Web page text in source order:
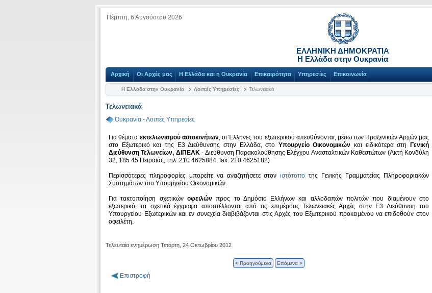
Πέμπτη, 6 Αυγούστου 2026
ΕΛΛΗΝΙΚΗ ΔΗΜΟΚΡΑΤΙΑ
Η Ελλάδα στην Ουκρανία
Αρχική Οι Αρχές μας Η Ελλάδα και η Ουκρανία Επικαιρότητα Υπηρεσίες Επικοινωνία
Η Ελλάδα στην Ουκρανία Λοιπές Υπηρεσίες Τελωνειακά
Τελωνειακά
Ουκρανία -Λοιπές Υπηρεσίες
Για θέματα εκτελωνισμού αυτοκινήτων, οι Έλληνες του εξωτερικού απευθύνονται, μέσω των Προξενικών Αρχών μας
στο Εξωτερικό και της Ε3 Διεύθυνσης στην Ελλάδα, στο Υπουργείο Οικονομικών και ειδικότερα στη
Γενική
Διεύθυνση Τελωνείων, ΔΙΠΕΑΚ- Διεύθυνση Παρακολούθησης Ελέγχου Ανασταλτικών Καθεστώτων (Ακτή Κονδύλη
32, 185 45 Πειραιάς, τηλ: 210 4625884, fax: 210 4625182)
Περισσότερες πληροφορίες μπορείτε να αναζητήσετε στονιστότοπο της Γενικής Γραμματείας Πληροφοριακών
Συστημάτων του Υπουργείου Οικονομικών.
Για τακτοποίηση σχετικών οφειλώνπρος το Δημόσιο Ελλήνων και αλλοδαπών πολιτών που διαμένουν στο
εξωτερικό, τα σχετικά έγγραφα αποστέλλονται από τις επιμέρους Τελωνειακές Αρχές στην Ε3 Διεύθυνση του
Υπουργείου Εξωτερικών και εν συνεχεία διαβιβάζονται στις Αρχές του Εξωτερικού προκειμένου να επιδοθούν στον
οφειλέτη.
Τελευταία ενημέρωση Τετάρτη, 24 Οκτωβρίου 2012
< Προηγούμενα Επόμενα >
Επιστροφή